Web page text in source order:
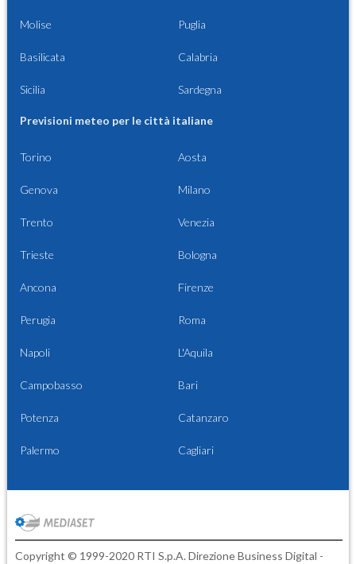
Molise Puglia
Basilicata Calabria
Sicilia Sardegna
Previsioni meteo per le città italiane
Torino Aosta
Genova Milano
Trento Venezia
Trieste Bologna
Ancona Firenze
Perugia Roma
Napoli L'Aquila
Campobasso Bari
Potenza Catanzaro
Palermo Cagliari
Copyright © 1999-2020 RTI S.p.A. Direzione Business Digital -